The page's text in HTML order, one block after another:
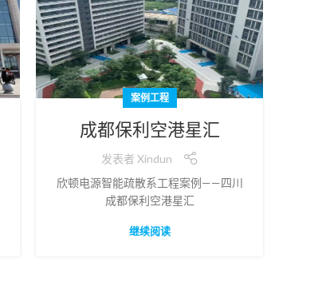
案例工程
成都保利空港星汇
发表者 Xindun
欣顿电源智能疏散系工程案例——四川
成都保利空港星汇
继续阅读